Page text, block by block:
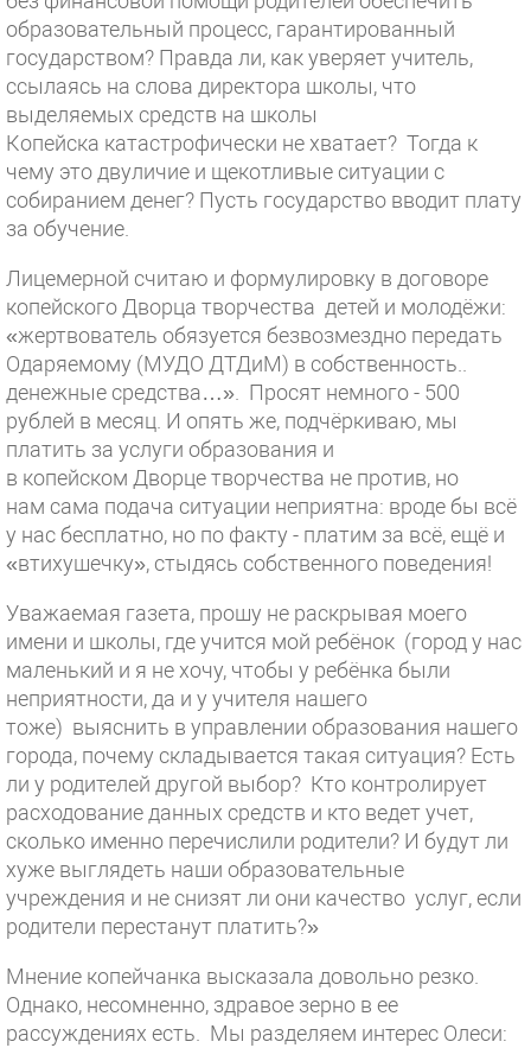
образовательный процесс, гарантированный
государством? Правда ли, как уверяет учитель,
ссылаясь на слова директора школы, что
выделяемых средств на школы
Копейска катастрофически не хватает? Тогда к
чему это двуличие и щекотливые ситуации с
собиранием денег? Пусть государство вводит плату
за обучение.
Лицемерной считаю и формулировку в договоре
копейского Дворца творчества детей и молодёжи:
«жертвователь обязуется безвозмездно передать
Одаряемому (МУДО ДТДиМ) в собственность..
денежные средства…». Просят немного - 500
рублей в месяц. И опять же, подчёркиваю, мы
платить за услуги образования и
в копейском Дворце творчества не против, но
нам сама подача ситуации неприятна: вроде бы всё
у нас бесплатно, но по факту - платим за всё, ещё и
«втихушечку», стыдясь собственного поведения!
Уважаемая газета, прошу не раскрывая моего
имени и школы, где учится мой ребёнок (город у нас
маленький и я не хочу, чтобы у ребёнка были
неприятности, да и у учителя нашего
тоже) выяснить в управлении образования нашего
города, почему складывается такая ситуация? Есть
ли у родителей другой выбор? Кто контролирует
расходование данных средств и кто ведет учет,
сколько именно перечислили родители? И будут ли
хуже выглядеть наши образовательные
учреждения и не снизят ли они качество услуг, если
родители перестанут платить?»
Мнение копейчанка высказала довольно резко.
Однако, несомненно, здравое зерно в ее
рассуждениях есть. Мы разделяем интерес Олеси: